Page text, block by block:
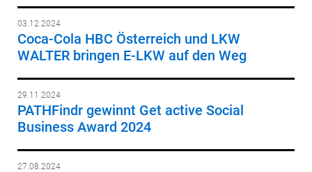
03.12.2024
Coca-Cola HBC Österreich und LKW
WALTER bringen E-LKW auf den Weg
29.11.2024
PATHFindr gewinnt Get active Social
Business Award 2024
27.08.2024